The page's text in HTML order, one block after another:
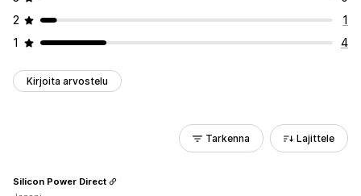
2
1
1
4
Kirjoita arvostelu
Tarkenna Lajittele
Silicon Power Direct